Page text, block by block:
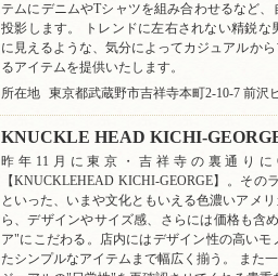
テムにデニムやTシャツを組み合わせるなど
投影します。 トレンドに左右されない精鋭
に見えるような、気分によってカジュアルか
るアイテムを提供いたします。
所在地
東京都武蔵野市吉祥寺本町2-10-7 前沢
KNUCKLE HEAD KICHI-
昨年11月に東京・吉祥寺の裏通りに
【KNUCKLEHEAD KICHI-GEORGE】。その
といった、いまや文化ともいえる色濃いアメ
ら、デザインやサイズ感、さらには価格も含
ア"にこだわる。店内にはデザイン性の高い
たシンプルなアイテムまで幅広く揃う。 また